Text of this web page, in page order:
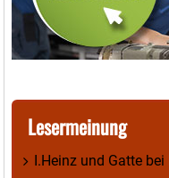
Lesermeinung
I.Heinz und Gatte bei